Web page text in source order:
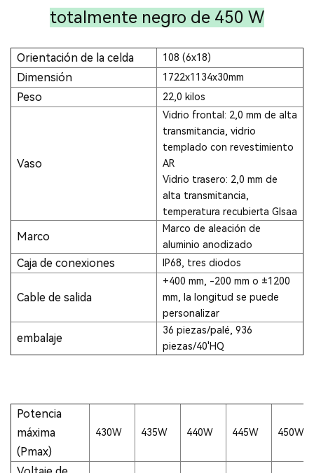
totalmente negro de 450 W
Orientación de la celda 108 (6x18)
Dimensión 1722x1134x30mm
Peso 22,0 kilos
Vaso
Vidrio frontal: 2,0 mm de alta
transmitancia, vidrio
templado con revestimiento
AR
Vidrio trasero: 2,0 mm de
alta transmitancia,
temperatura recubierta Glsaa
Marco
Marco de aleación de
aluminio anodizado
Caja de conexiones IP68, tres diodos
Cable de salida
+400 mm, -200 mm o ±1200
mm, la longitud se puede
personalizar
embalaje
36 piezas/palé, 936
piezas/40'HQ
Potencia
máxima
(Pmax)
430W 435W 440W 445W 450W